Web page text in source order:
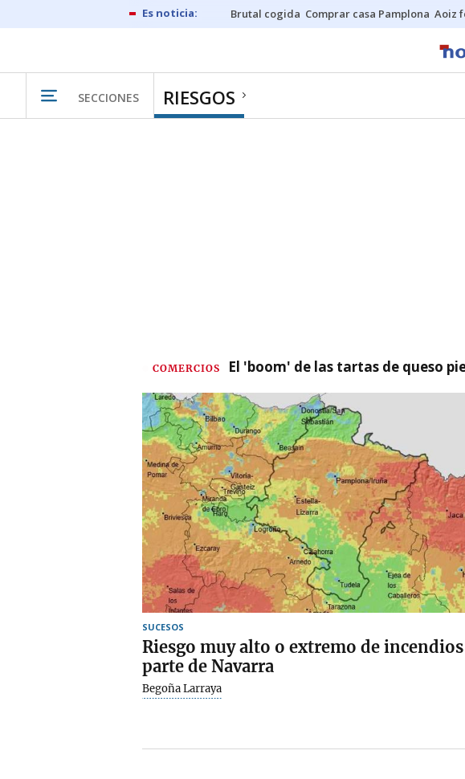
Brutal cogida Comprar casa Pamplona Aoiz
SECCIONES RIESGOS
COMERCIOS El 'boom' de las tartas de queso
SUCESOS
Riesgo muy alto o extremo de
parte de Navarra
Begoña Larraya